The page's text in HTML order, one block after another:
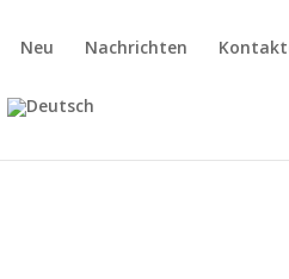
Neu Nachrichten